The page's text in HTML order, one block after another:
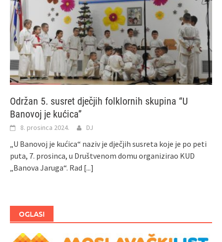
Održan 5. susret dječjih folklornih skupina “U
Banovoj je kućica”
8. prosinca 2024. DJ
„U Banovoj je kućica“ naziv je dječjih susreta koje je po peti
puta, 7. prosinca, u Društvenom domu organizirao KUD
„Banova Jaruga“. Rad [...]
OGLASI